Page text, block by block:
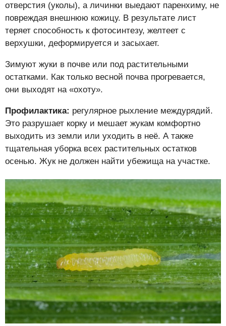
отверстия (уколы), а личинки выедают паренхиму, не
повреждая внешнюю кожицу. В результате лист
теряет способность к фотосинтезу, желтеет с
верхушки, деформируется и засыхает.
Зимуют жуки в почве или под растительными
остатками. Как только весной почва прогревается,
они выходят на «охоту».
Профилактика: регулярное рыхление междурядий.
Это разрушает корку и мешает жукам комфортно
выходить из земли или уходить в неё. А также
тщательная уборка всех растительных остатков
осенью. Жук не должен найти убежища на участке.